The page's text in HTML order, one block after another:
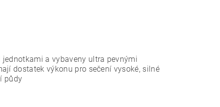
a vybaveny ultra pevnými
dostatek výkonu pro sečení vysoké, silné
půdy